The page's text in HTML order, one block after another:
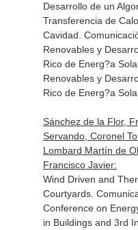
Desarrollo de un
Transferencia de
Cavidad.
Renovables y
Rico de Energ?a
Renovables y
Rico de Energ?a
Sánchez de la Flor,
Servando, Coronel
Lombard Martín de
Francisco Javier:
Wind Driven and
Courtyards.
Conference on
in Buildings and 3rd